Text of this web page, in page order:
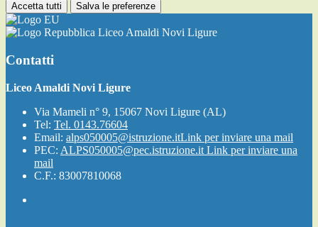
Accetta tutti Salva le preferenze
Liceo Amaldi Novi Ligure
Contatti
Liceo Amaldi Novi Ligure
Via Mameli n° 9, 15067 Novi Ligure (AL)
Tel: Tel. 0143.76604
Email: alps050005@istruzione.itLink per inviare una mail
PEC: ALPS050005@pec.istruzione.it Link per inviare una
mail
C.F.: 83007810068